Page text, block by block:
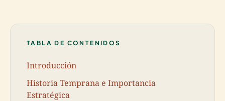
TABLA DE CONTENIDOS
Introducción
Historia Temprana e Importancia
Estratégica